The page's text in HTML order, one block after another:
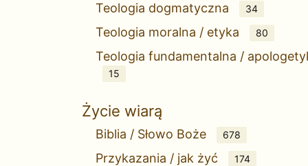
Teologia dogmatyczna 34
Teologia moralna / etyka 80
Teologia fundamentalna /
15
Życie wiarą
Biblia / Słowo Boże 678
Przykazania / jak żyć 174